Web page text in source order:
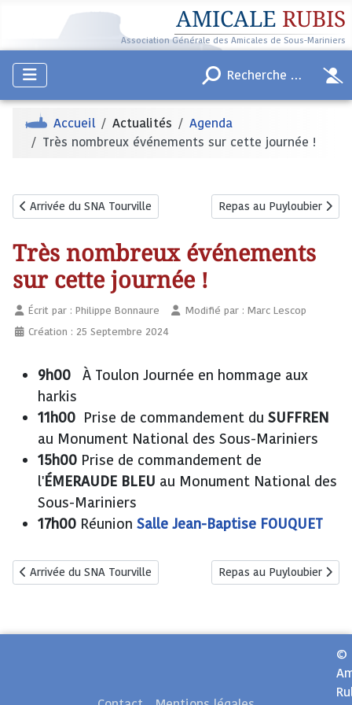
AMICALE RUBIS
Association Générale des Amicales de Sous-Mariniers
Accueil Actualités
Agenda
Très nombreux événements sur cette journée !
Article précédent : Arrivée du SNA Tourville
Arrivée du SNA Tourville Article suivant : Repas au
Repas au Puyloubier
Très nombreux événements
sur cette journée !
Écrit par :Philippe Bonnaure
Création : 25 Septembre 2024
Modifié par : Marc Lescop
9h00 À Toulon Journée en hommage aux
harkis
11h00 Prise de commandement du SUFFREN
au Monument National des Sous-Mariniers
15h00 Prise de commandement de
l'ÉMERAUDE BLEU au Monument National des
Sous-Mariniers
17h00 Réunion Salle Jean-Baptise FOUQUET
Article précédent : Arrivée du SNA Tourville
Arrivée du SNA Tourville Article suivant : Repas au
Repas au Puyloubier
©